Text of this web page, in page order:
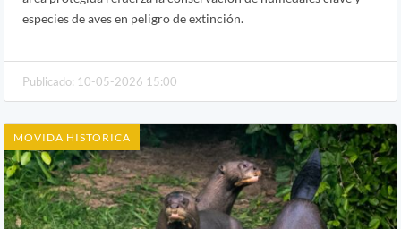
especies de aves en peligro de extinción.
Publicado: 10-05-2026 15:00
MOVIDA HISTORICA